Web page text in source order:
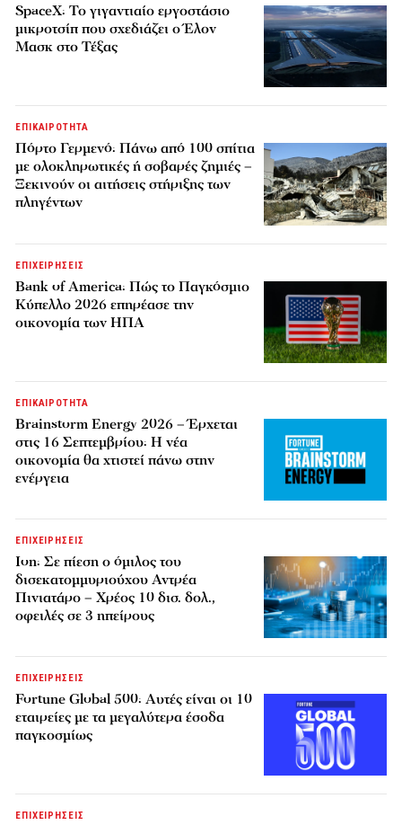
SpaceX: Το γιγαντιαίο εργοστάσιο
μικροτσίπ που σχεδιάζει ο Έλον
Μασκ στο Τέξας
ΕΠΙΚΑΙΡΟΤΗΤΑ
Πόρτο Γερμενό: Πάνω από 100 σπίτια
με ολοκληρωτικές ή σοβαρές ζημιές –
Ξεκινούν οι αιτήσεις στήριξης των
πληγέντων
ΕΠΙΧΕΙΡΗΣΕΙΣ
Bank of America: Πώς το Παγκόσμιο
Κύπελλο 2026 επηρέασε την
οικονομία των ΗΠΑ
ΕΠΙΚΑΙΡΟΤΗΤΑ
Brainstorm Energy 2026 – Έρχεται
στις 16 Σεπτεμβρίου: Η νέα
οικονομία θα χτιστεί πάνω στην
ενέργεια
ΕΠΙΧΕΙΡΗΣΕΙΣ
Ion: Σε πίεση ο όμιλος του
δισεκατομμυριούχου Αντρέα
Πινιατάρο – Χρέος 10 δισ. δολ.,
οφειλές σε 3 ηπείρους
ΕΠΙΧΕΙΡΗΣΕΙΣ
Fortune Global 500: Αυτές είναι οι 10
εταιρείες με τα μεγαλύτερα έσοδα
παγκοσμίως
ΕΠΙΧΕΙΡΗΣΕΙΣ